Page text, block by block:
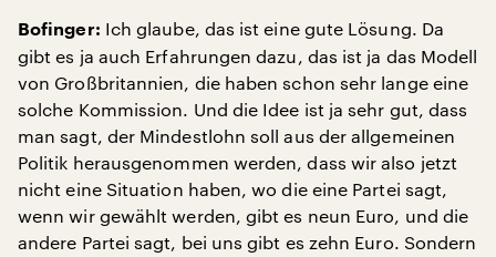
Bofinger: Ich glaube, das ist eine gute Lösung. Da
gibt es ja auch Erfahrungen dazu, das ist ja das Modell
von Großbritannien, die haben schon sehr lange eine
solche Kommission. Und die Idee ist ja sehr gut, dass
man sagt, der Mindestlohn soll aus der allgemeinen
Politik herausgenommen werden, dass wir also jetzt
nicht eine Situation haben, wo die eine Partei sagt,
wenn wir gewählt werden, gibt es neun Euro, und die
andere Partei sagt, bei uns gibt es zehn Euro. Sondern